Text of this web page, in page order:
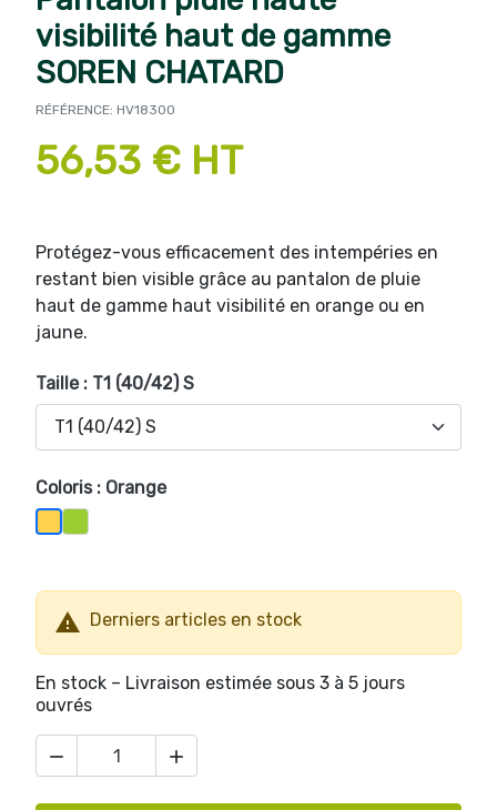
visibilité haut de gamme
SOREN CHATARD
RÉFÉRENCE: HV18300
56,53 € HT
Protégez-vous efficacement des intempéries en
restant bien visible grâce au pantalon de pluie
haut de gamme haut visibilité en orange ou en
jaune.
Taille : T1 (40/42) S
Coloris : Orange
OrangeVert Pomme
 Derniers articles en stock
En stock – Livraison estimée sous 3 à 5 jours
ouvrés
 